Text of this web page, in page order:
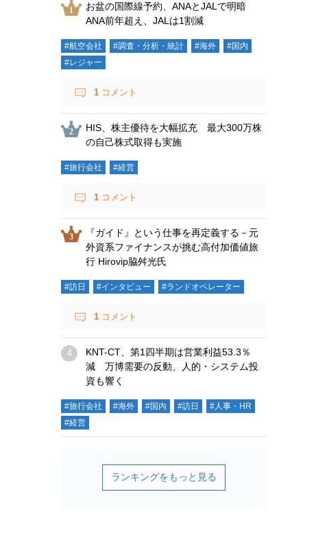
お盆の国際線予約、ANAとJALで明暗
ANA前年超え、JALは1割減
#航空会社 #調査・分析・統計 #海外
#国内
#レジャー
1 コメント
HIS、株主優待を大幅拡充 最大300万株
の自己株式取得も実施
#旅行会社 #経営
1 コメント
『ガイド』という仕事を再定義する－元
外資系ファイナンスが挑む高付加価値旅
行 Hirovip脇舛光氏
#訪日 #インタビュー #ランドオペレーター
1 コメント
KNT-CT、第1四半期は営業利益53.3％
減 万博需要の反動、人的・システム投
資も響く
#旅行会社 #海外 #国内 #訪日
#人事・HR
#経営